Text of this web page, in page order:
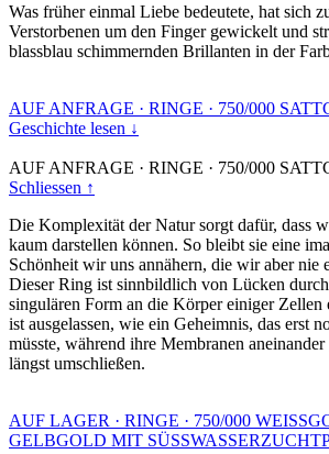
Was früher einmal Liebe bedeutete, hat sich
Verstorbenen um den Finger gewickelt und
blassblau schimmernden Brillanten in der
AUF ANFRAGE · RINGE · 750/000
Geschichte lesen ↓
AUF ANFRAGE · RINGE · 750/000
Schliessen ↑
Die Komplexität der Natur sorgt dafür, dass
kaum darstellen können. So bleibt sie eine
Schönheit wir uns annähern, die wir aber nie
Dieser Ring ist sinnbildlich von Lücken
singulären Form an die Körper einiger Zellen
ist ausgelassen, wie ein Geheimnis, das erst
müsste, während ihre Membranen
längst umschließen.
AUF LAGER · RINGE · 750/000
GELBGOLD MIT